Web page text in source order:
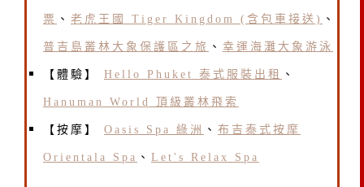
票 、 老虎王國 Tiger Kingdom (含包車接送) 、
普吉島叢林大象保護區之旅 、 幸運海灘大象游泳
【體驗】 Hello Phuket 泰式服裝出租 、
Hanuman World 頂級叢林飛索
【按摩】 Oasis Spa 綠洲 、 布吉泰式按摩
Orientala Spa 、 Let's Relax Spa